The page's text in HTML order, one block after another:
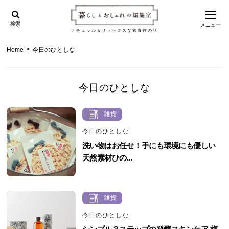
ナチュラル＆リラックスな衣食住の話
検索 メニュー
Home > 今日のひとしな
今日のひとしな
雑貨
今日のひとしな
洗い物はお任せ！手にも環境にも優しい
天然素材ひの...
雑貨
今日のひとしな